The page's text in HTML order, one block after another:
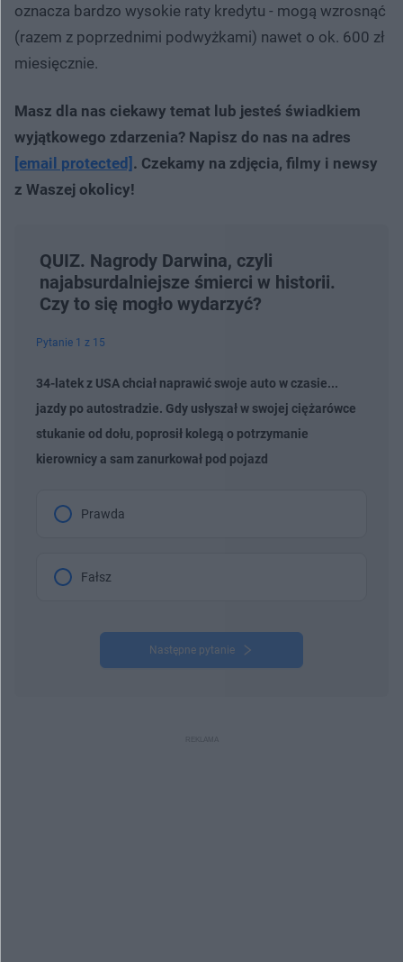
oznacza bardzo wysokie raty kredytu - mogą wzrosnąć
(razem z poprzednimi podwyżkami) nawet o ok. 600 zł
miesięcznie.
Masz dla nas ciekawy temat lub jesteś świadkiem
wyjątkowego zdarzenia? Napisz do nas na adres
[email protected] . Czekamy na zdjęcia, filmy i newsy
z Waszej okolicy!
QUIZ. Nagrody Darwina, czyli
najabsurdalniejsze śmierci w historii.
Czy to się mogło wydarzyć?
Pytanie 1 z 15
34-latek z USA chciał naprawić swoje auto w czasie...
jazdy po autostradzie. Gdy usłyszał w swojej ciężarówce
stukanie od dołu, poprosił kolegą o potrzymanie
kierownicy a sam zanurkował pod pojazd
Prawda
Fałsz
Następne pytanie